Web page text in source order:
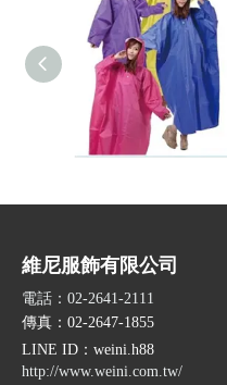
東-登山龍太空雨衣
維尼服飾有限公司
電話：02-2641-2111
傳真：02-2647-1855
LINE ID ：weini.h88
http://www.weini.com.tw/